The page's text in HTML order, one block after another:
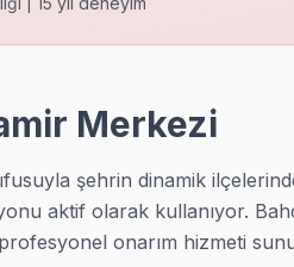
teknik ekibimiz satın alma
Merkezi
şehrin dinamik
aktif olarak kullanıyor.
onarım hizmeti